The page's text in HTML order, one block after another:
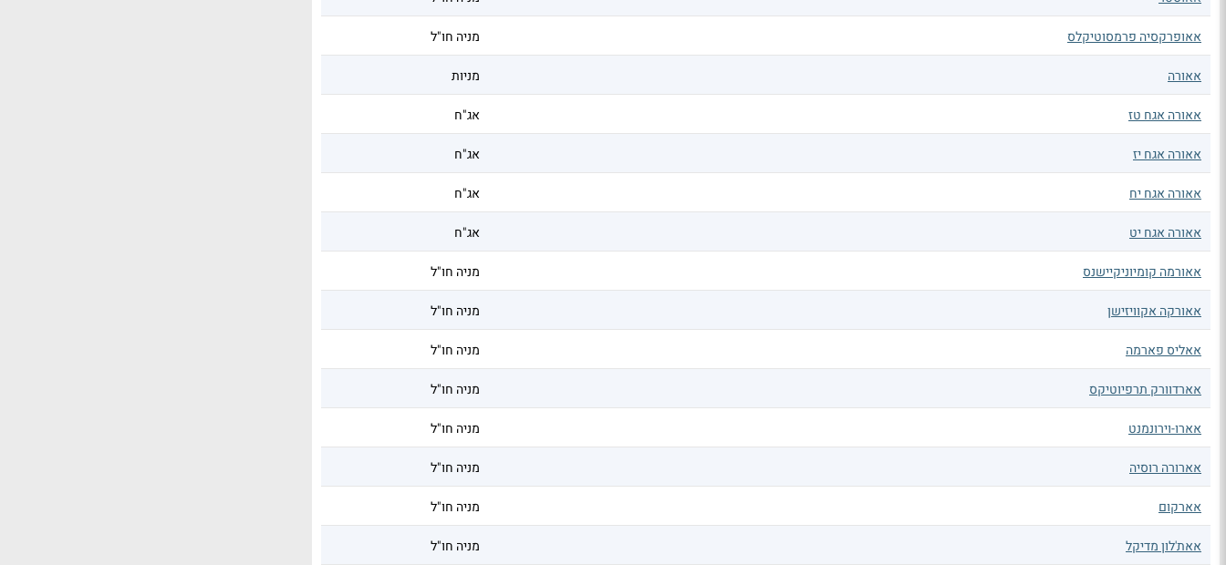
אאופרקסיה פרמסוטיקלס מניה חו"ל
אאורה מניות
אאורה אגח טז אג"ח
אאורה אגח יז אג"ח
אאורה אגח יח אג"ח
אאורה אגח יט אג"ח
אאורמה קומיוניקיישנס מניה חו"ל
אאורקה אקוויזישן מניה חו"ל
אאליס פארמה מניה חו"ל
אארדוורק תרפיוטיקס מניה חו"ל
אארו-וירונמנט מניה חו"ל
אארורה רוסיה מניה חו"ל
אארקום מניה חו"ל
אאת'לון מדיקל מניה חו"ל